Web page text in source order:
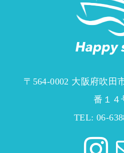
〒564-0002 大阪府吹田
番１４
TEL: 06-